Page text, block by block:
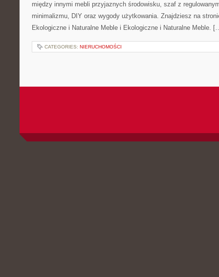
między innymi mebli przyjaznych środowisku, szaf z
minimalizmu, DIY oraz wygody użytkowania. Znajdziesz na
Ekologiczne i Naturalne Meble i Ekologiczne i Naturalne Meble.
CATEGORIES: NIERUCHOMOŚCI